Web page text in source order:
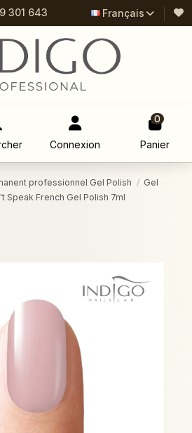
301 643 Français
Connexion
0
Panier
professionnel Gel Polish
Gel
Speak French Gel Polish 7ml